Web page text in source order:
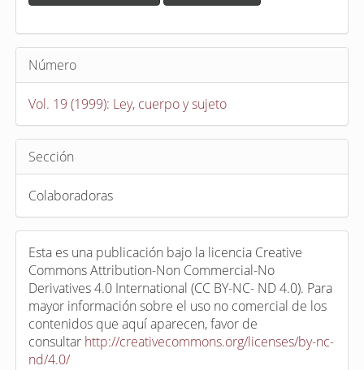
Número
Vol. 19 (1999): Ley, cuerpo y sujeto
Sección
Colaboradoras
Esta es una publicación bajo la licencia Creative
Commons Attribution-Non Commercial-No
Derivatives 4.0 International (CC BY-NC- ND 4.0). Para
mayor información sobre el uso no comercial de los
contenidos que aquí aparecen, favor de
consultar http://creativecommons.org/licenses/by-nc-
nd/4.0/